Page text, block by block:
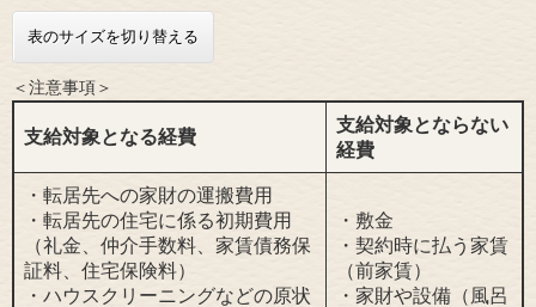
表のサイズを切り替える
＜注意事項＞
支給対象となる経費
支給対象とならない
経費
・転居先への家財の運搬費用
・転居先の住宅に係る初期費用
（礼金、仲介手数料、家賃債務保
証料、住宅保険料）
・ハウスクリーニングなどの原状
・敷金
・契約時に払う家賃
（前家賃）
・家財や設備（風呂